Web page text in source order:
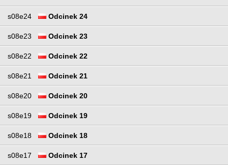
s08e24 Odcinek 24
s08e23 Odcinek 23
s08e22 Odcinek 22
s08e21 Odcinek 21
s08e20 Odcinek 20
s08e19 Odcinek 19
s08e18 Odcinek 18
s08e17 Odcinek 17